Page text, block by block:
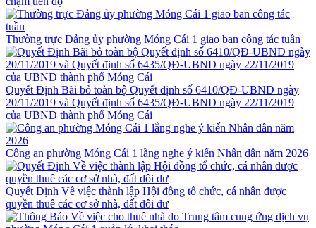
Thường trực Đảng ủy phường Móng Cái 1 giao ban công tác tuần
Quyết Định Bãi bỏ toàn bộ Quyết định số 6410/QĐ-UBND ngày
20/11/2019 và Quyết định số 6435/QĐ-UBND ngày 22/11/2019
của UBND thành phố Móng Cái
Công an phường Móng Cái 1 lắng nghe ý kiến Nhân dân năm 2026
Quyết Định Về việc thành lập Hội đồng tổ chức, cá nhân được
quyền thuê các cơ sở nhà, đất dôi dư